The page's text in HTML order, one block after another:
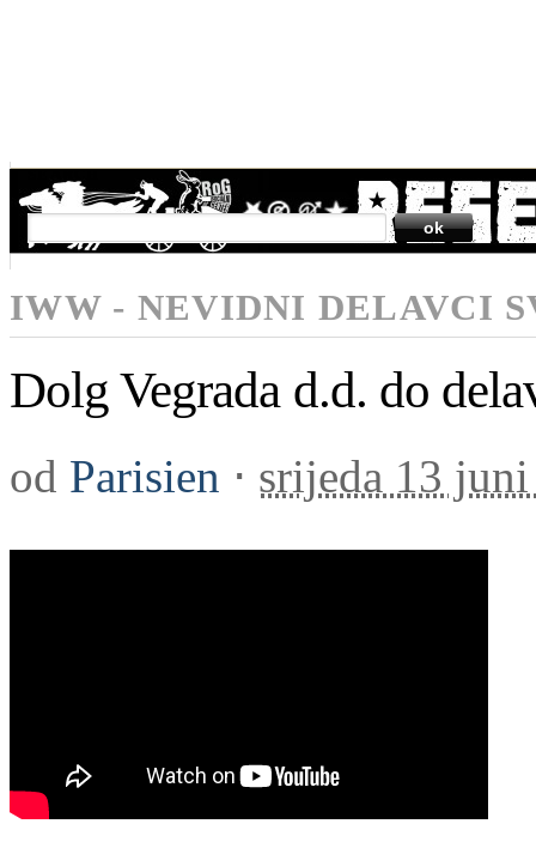
SEARCH
IWW - NEVIDNI DELAVCI
Dolg Vegrada d.d. do
od Parisien ⋅ srijeda 13